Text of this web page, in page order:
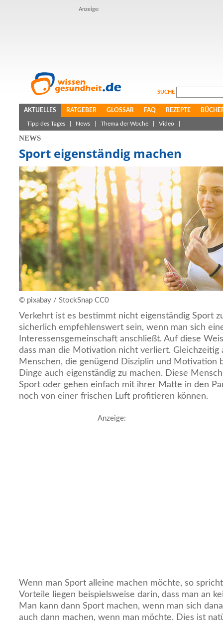
Anzeige:
SUCHE
AKTUELLES RATGEBER GLOSSAR FAQ REZEPTE
Tipp des Tages News Thema der Woche Video
NEWS
Sport eigenständig machen
© pixabay / StockSnap CC0
Verkehrt ist es bestimmt nicht eigenständig Sport
sicherlich empfehlenswert sein, wenn man sich
Interessensgemeinschaft anschließt. Auf diese
dass man die Motivation nicht verliert. Gleichzeitig
Menschen, die genügend Disziplin und Motivation
Dinge auch eigenständig zu machen. Diese
Sport oder gehen einfach mit ihrer Matte in den
noch von einer frischen Luft profitieren können.
Anzeige:
Wenn man Sport alleine machen möchte, so
Vorteile liegen beispielsweise darin, dass man an
Man kann dann Sport machen, wenn man sich
auch dann machen, wenn man möchte. Dies ist